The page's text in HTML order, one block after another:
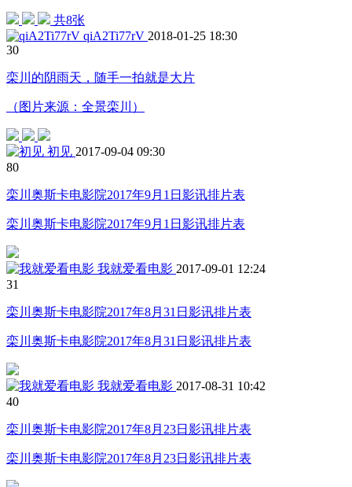
共8张
qiA2Ti77rV 2018-01-25 18:30
30
栾川的阴雨天，随手一拍就是大片
（图片来源：全景栾川）
初见 2017-09-04 09:30
80
栾川奥斯卡电影院2017年9月1日影讯排片表
栾川奥斯卡电影院2017年9月1日影讯排片表
我就爱看电影 2017-09-01 12:24
31
栾川奥斯卡电影院2017年8月31日影讯排片表
栾川奥斯卡电影院2017年8月31日影讯排片表
我就爱看电影 2017-08-31 10:42
40
栾川奥斯卡电影院2017年8月23日影讯排片表
栾川奥斯卡电影院2017年8月23日影讯排片表